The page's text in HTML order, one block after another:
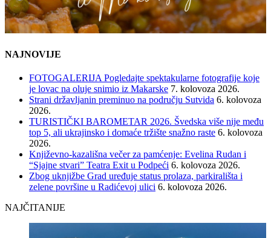
NAJNOVIJE
FOTOGALERIJA Pogledajte spektakularne fotografije koje
je lovac na oluje snimio iz Makarske 7. kolovoza 2026.
Strani državljanin preminuo na području Sutvida 6. kolovoza
2026.
TURISTIČKI BAROMETAR 2026. Švedska više nije među
top 5, ali ukrajinsko i domaće tržište snažno raste 6. kolovoza
2026.
Književno-kazališna večer za pamćenje: Evelina Rudan i
“Sjajne stvari” Teatra Exit u Podpeći 6. kolovoza 2026.
Zbog uknjižbe Grad uređuje status prolaza, parkirališta i
zelene površine u Radićevoj ulici 6. kolovoza 2026.
NAJČITANIJE